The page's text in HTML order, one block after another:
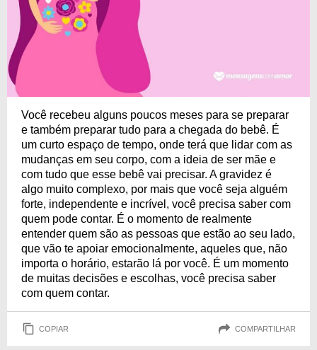
Você recebeu alguns poucos meses para se preparar
e também preparar tudo para a chegada do bebê. É
um curto espaço de tempo, onde terá que lidar com as
mudanças em seu corpo, com a ideia de ser mãe e
com tudo que esse bebê vai precisar. A gravidez é
algo muito complexo, por mais que você seja alguém
forte, independente e incrível, você precisa saber com
quem pode contar. É o momento de realmente
entender quem são as pessoas que estão ao seu lado,
que vão te apoiar emocionalmente, aqueles que, não
importa o horário, estarão lá por você. É um momento
de muitas decisões e escolhas, você precisa saber
com quem contar.
COPIAR COMPARTILHAR